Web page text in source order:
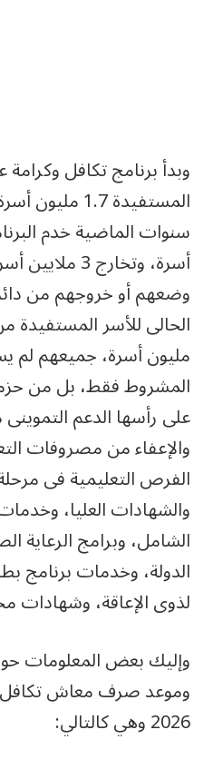
أسرة، وتخارج
وضعهم أو خروجهم من
مليون أسرة، جميعهم لم
المشروط فقط، بل من
على رأسها الدعم
والإعفاء من مصروفات
الفرص التعليمية فى
والشهادات العليا،
الشامل، وبرامج الرعاية
الدولة، وخدمات برنامج
لذوى الإعاقة، وشهادات
وإليك بعض المعلومات
وموعد صرف معاش تكافل
2026 وهي كالتالي: